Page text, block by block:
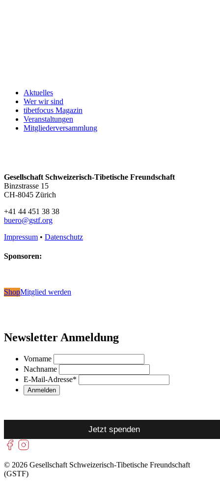
Aktuelles
Wer wir sind
tibetfocus Magazin
Veranstaltungen
Mitgliederversammlung
Gesellschaft Schweizerisch-Tibetische Freundschaft
Binzstrasse 15
CH-8045 Zürich
+41 44 451 38 38
buero@gstf.org
Impressum • Datenschutz
Sponsoren:
ShopMitglied werden
Newsletter Anmeldung
Vorname
Nachname
E-Mail-Adresse*
Jetzt spenden
© 2026 Gesellschaft Schweizerisch-Tibetische Freundschaft
(GSTF)